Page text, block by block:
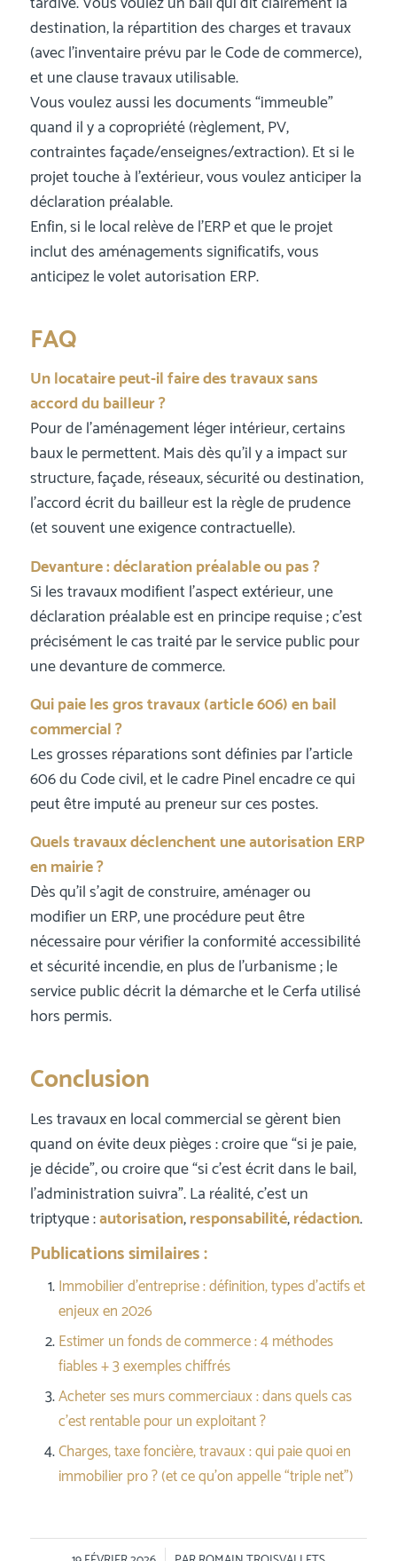
destination, la répartition des charges et travaux
(avec l’inventaire prévu par le Code de commerce),
et une clause travaux utilisable.
Vous voulez aussi les documents “immeuble”
quand il y a copropriété (règlement, PV,
contraintes façade/enseignes/extraction). Et si le
projet touche à l’extérieur, vous voulez anticiper la
déclaration préalable.
Enfin, si le local relève de l’ERP et que le projet
inclut des aménagements significatifs, vous
anticipez le volet autorisation ERP.
FAQ
Un locataire peut-il faire des travaux sans
accord du bailleur ?
Pour de l’aménagement léger intérieur, certains
baux le permettent. Mais dès qu’il y a impact sur
structure, façade, réseaux, sécurité ou destination,
l’accord écrit du bailleur est la règle de prudence
(et souvent une exigence contractuelle).
Devanture : déclaration préalable ou pas ?
Si les travaux modifient l’aspect extérieur, une
déclaration préalable est en principe requise ; c’est
précisément le cas traité par le service public pour
une devanture de commerce.
Qui paie les gros travaux (article 606) en bail
commercial ?
Les grosses réparations sont définies par l’article
606 du Code civil, et le cadre Pinel encadre ce qui
peut être imputé au preneur sur ces postes.
Quels travaux déclenchent une autorisation ERP
en mairie ?
Dès qu’il s’agit de construire, aménager ou
modifier un ERP, une procédure peut être
nécessaire pour vérifier la conformité accessibilité
et sécurité incendie, en plus de l’urbanisme ; le
service public décrit la démarche et le Cerfa utilisé
hors permis.
Conclusion
Les travaux en local commercial se gèrent bien
quand on évite deux pièges : croire que “si je paie,
je décide”, ou croire que “si c’est écrit dans le bail,
l’administration suivra”. La réalité, c’est un
triptyque :autorisation,responsabilité,rédaction.
Publications similaires :
Immobilier d’entreprise : définition, types d’actifs et
enjeux en 2026
Estimer un fonds de commerce : 4 méthodes
fiables + 3 exemples chiffrés
Acheter ses murs commerciaux : dans quels cas
c’est rentable pour un exploitant ?
Charges, taxe foncière, travaux : qui paie quoi en
immobilier pro ? (et ce qu’on appelle “triple net”)